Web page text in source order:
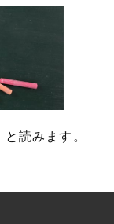
と読みます。